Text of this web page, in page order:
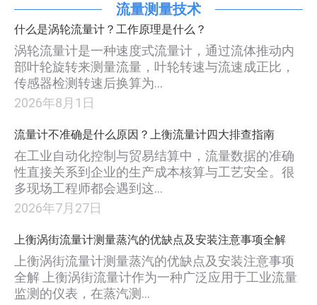
流量测量技术
什么是涡轮流量计？工作原理是什么？
涡轮流量计是一种速度式流量计，通过流体推动内
部叶轮旋转来测量流量，叶轮转速与流速成正比，
传感器检测转速后换算为…
2026年8月1日
流量计不准确是什么原因？上衡流量计四大排查指南
在工业自动化控制与贸易结算中，流量数据的准确
性直接关系到企业的生产成本核算与工艺安全。很
多现场工程师都会遇到这…
2026年7月27日
上衡涡街流量计测量蒸汽的优缺点及安装注意事项全解
上衡涡街流量计测量蒸汽的优缺点及安装注意事项
全解 上衡涡街流量计作为一种广泛应用于工业流量
监测的仪表，在蒸汽测…